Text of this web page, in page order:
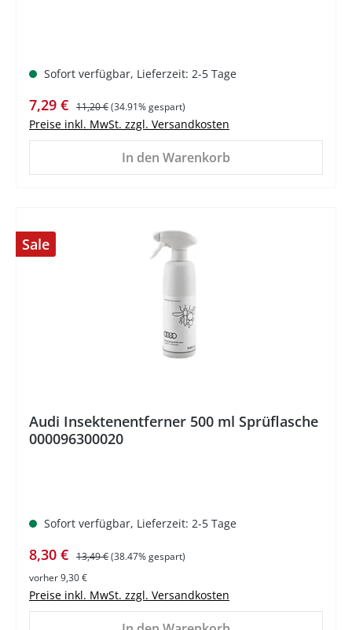
Sofort verfügbar, Lieferzeit: 2-5 Tage
Verkaufspreis:
7,29 € Regulärer Preis:
11,20 €(34.91% gespart)
Preise inkl. MwSt. zzgl. Versandkosten
In den Warenkorb
Sale
Audi Insektenentferner 500 ml Sprüflasche
000096300020
Sofort verfügbar, Lieferzeit: 2-5 Tage
Verkaufspreis:
8,30 € Regulärer Preis:
13,49 €(38.47% gespart)
vorher 9,30 €
Preise inkl. MwSt. zzgl. Versandkosten